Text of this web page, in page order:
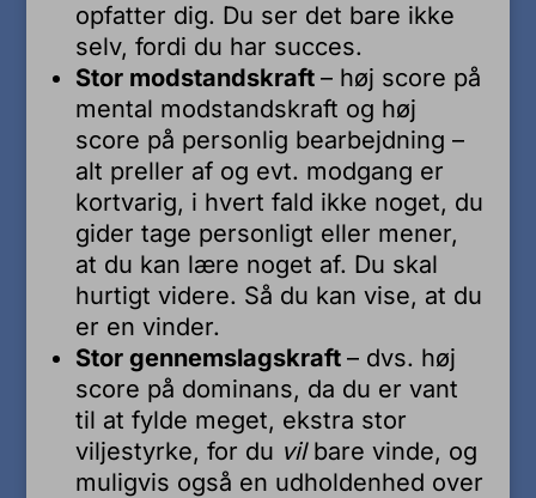
opfatter dig. Du ser det bare ikke
selv, fordi du har succes.
Stor modstandskraft – høj score på
mental modstandskraft og høj
score på personlig bearbejdning –
alt preller af og evt. modgang er
kortvarig, i hvert fald ikke noget, du
gider tage personligt eller mener,
at du kan lære noget af. Du skal
hurtigt videre. Så du kan vise, at du
er en vinder.
Stor gennemslagskraft – dvs. høj
score på dominans, da du er vant
til at fylde meget, ekstra stor
viljestyrke, for du vilbare vinde, og
muligvis også en udholdenhed over